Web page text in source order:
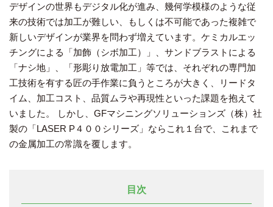
デザインの世界もデジタル化が進み、幾何学模様のような従
来の技術では加工が難しい、もしくは不可能であった複雑で
新しいデザインが業界を問わず増えています。ケミカルエッ
チングによる「加飾（シボ加工）」、サンドブラストによる
「ナシ地」、「形彫り放電加工」等では、それぞれの専門加
工技術を有する匠の手作業に負うところが大きく、リードタ
イム、加工コスト、品質ムラや再現性といった課題を抱えて
いました。 しかし、GFマシニングソリューションズ（株）社
製の「LASER P４００シリーズ」ならこれ１台で、これまで
の金属加工の常識を覆します。
目次